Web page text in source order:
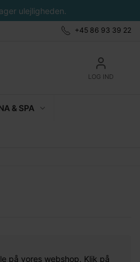
ulejligheden.
+45 86 93 39 22
LOG IND
& SPA
på vores webshop. Klik på